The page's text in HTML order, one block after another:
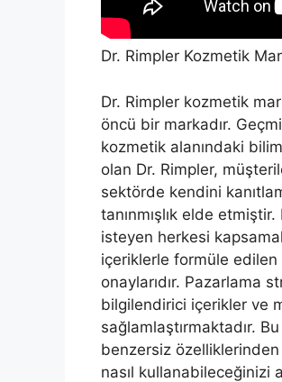
Dr. Rimpler Kozmetik
Dr. Rimpler kozmetik
öncü bir markadır.
kozmetik alanındaki
olan Dr. Rimpler,
sektörde kendini
tanınmışlık elde
isteyen herkesi
içeriklerle formüle
onaylarıdır. Pazarlama
bilgilendirici içerikler ve
sağlamlaştırmaktadır.
benzersiz
nasıl kullanabileceğinizi